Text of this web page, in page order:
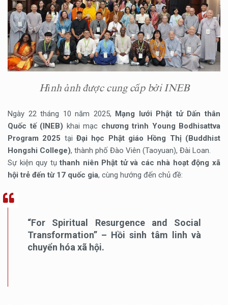
Hình ảnh được cung cấp bởi INEB
Ngày 22 tháng 10 năm 2025, Mạng lưới Phật tử Dấn thân
Quốc tế (INEB) khai mạc chương trình Young Bodhisattva
Program 2025 tạiĐại học Phật giáo Hồng Thị (Buddhist
Hongshi College), thành phố Đào Viên (Taoyuan), Đài Loan.
Sự kiện quy tụthanh niên Phật tử và các nhà hoạt động xã
hội trẻ đến từ 17 quốc gia, cùng hướng đến chủ đề:
“For Spiritual Resurgence and Social
Transformation” – Hồi sinh tâm linh và
chuyển hóa xã hội.